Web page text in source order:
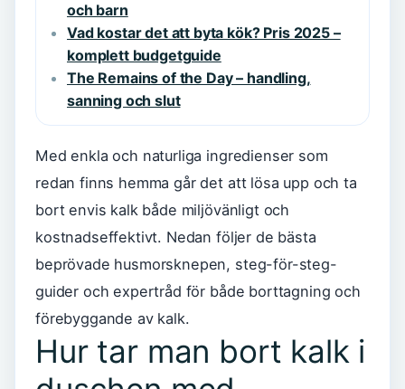
och barn
Vad kostar det att byta kök? Pris 2025 –
komplett budgetguide
The Remains of the Day – handling,
sanning och slut
Med enkla och naturliga ingredienser som
redan finns hemma går det att lösa upp och ta
bort envis kalk både miljövänligt och
kostnadseffektivt. Nedan följer de bästa
beprövade husmorsknepen, steg-för-steg-
guider och expertråd för både borttagning och
förebyggande av kalk.
Hur tar man bort kalk i